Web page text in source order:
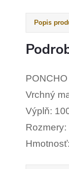
Popis
Vrchný
Výplň: